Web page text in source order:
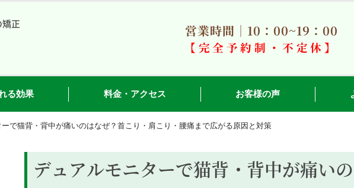
正 営業時間｜10：00~19：00
【完全予約制・不定休】
る効果 料金・アクセス お客様の声
で猫背・背中が痛いのはなぜ？首こり・肩こり・腰痛まで広がる原因と対策
デュアルモニターで猫背・背中が痛い